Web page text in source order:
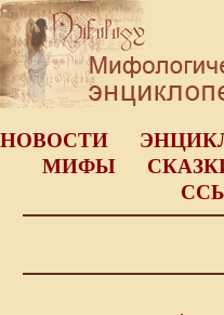
НОВОСТИ
МИФЫ